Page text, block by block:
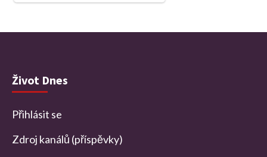
Život Dnes
Přihlásit se
Zdroj kanálů (příspěvky)